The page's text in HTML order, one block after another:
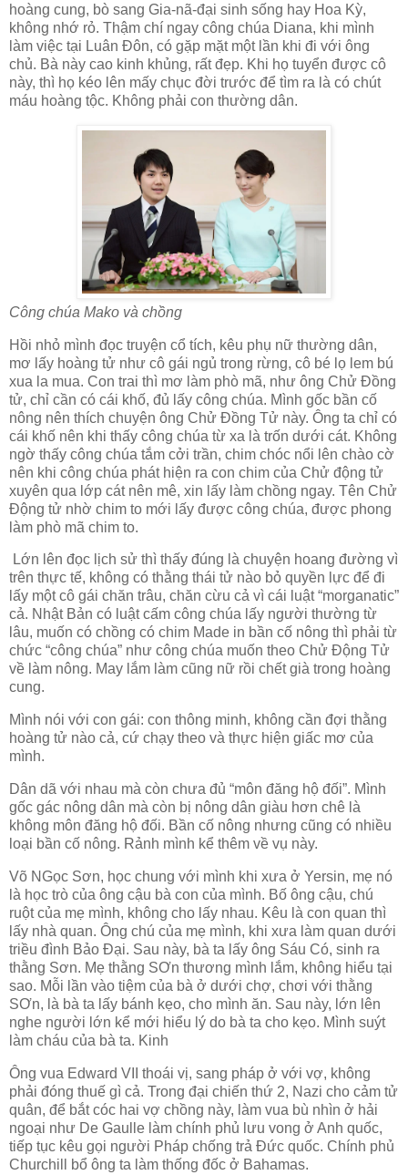
hoàng cung, bò sang Gia-nã-đại sinh sống hay Hoa Kỳ,
không nhớ rỏ. Thậm chí ngay công chúa Diana, khi mình
làm việc tại Luân Đôn, có gặp mặt một lần khi đi với ông
chủ. Bà này cao kinh khủng, rất đẹp. Khi họ tuyển được cô
này, thì họ kéo lên mấy chục đời trước để tìm ra là có chút
máu hoàng tộc. Không phải con thường dân.
Công chúa Mako và chồng
Hồi nhỏ mình đọc truyện cổ tích, kêu phụ nữ thường dân,
mơ lấy hoàng tử như cô gái ngủ trong rừng, cô bé lọ lem bú
xua la mua. Con trai thì mơ làm phò mã, như ông Chử Đồng
tử, chỉ cần có cái khố, đủ lấy công chúa. Mình gốc bần cố
nông nên thích chuyện ông Chử Đồng Tử này. Ông ta chỉ có
cái khố nên khi thấy công chúa từ xa là trốn dưới cát. Không
ngờ thấy công chúa tắm cởi trần, chim chóc nổi lên chào cờ
nên khi công chúa phát hiện ra con chim của Chử động tử
xuyên qua lớp cát nên mê, xin lấy làm chồng ngay. Tên Chử
Động tử nhờ chim to mới lấy được công chúa, được phong
làm phò mã chim to.
Lớn lên đọc lịch sử thì thấy đúng là chuyện hoang đường vì
trên thực tế, không có thằng thái tử nào bỏ quyền lực để đi
lấy một cô gái chăn trâu, chăn cừu cả vì cái luật “morganatic”
cả. Nhật Bản có luật cấm công chúa lấy người thường từ
lâu, muốn có chồng có chim Made in bần cố nông thì phải từ
chức “công chúa” như công chúa muốn theo Chử Động Tử
về làm nông. May lắm làm cũng nữ rồi chết già trong hoàng
cung.
Mình nói với con gái: con thông minh, không cần đợi thằng
hoàng tử nào cả, cứ chạy theo và thực hiện giấc mơ của
mình.
Dân dã với nhau mà còn chưa đủ “môn đăng hộ đối”. Mình
gốc gác nông dân mà còn bị nông dân giàu hơn chê là
không môn đăng hộ đối. Bần cố nông nhưng cũng có nhiều
loại bần cố nông. Rảnh mình kể thêm về vụ này.
Võ NGọc Sơn, học chung với mình khi xưa ở Yersin, mẹ nó
là học trò của ông cậu bà con của mình. Bố ông cậu, chú
ruột của mẹ mình, không cho lấy nhau. Kêu là con quan thì
lấy nhà quan. Ông chú của mẹ mình, khi xưa làm quan dưới
triều đình Bảo Đại. Sau này, bà ta lấy ông Sáu Có, sinh ra
thằng Sơn. Mẹ thằng SƠn thương mình lắm, không hiểu tại
sao. Mỗi lần vào tiệm của bà ở dưới chợ, chơi với thằng
SƠn, là bà ta lấy bánh kẹo, cho mình ăn. Sau này, lớn lên
nghe người lớn kể mới hiểu lý do bà ta cho kẹo. Mình suýt
làm cháu của bà ta. Kinh
Ông vua Edward VII thoái vị, sang pháp ở với vợ, không
phải đóng thuế gì cả. Trong đại chiến thứ 2, Nazi cho cảm tử
quân, để bắt cóc hai vợ chồng này, làm vua bù nhìn ở hải
ngoại như De Gaulle làm chính phủ lưu vong ở Anh quốc,
tiếp tục kêu gọi người Pháp chống trả Đức quốc. Chính phủ
Churchill bổ ông ta làm thống đốc ở Bahamas.